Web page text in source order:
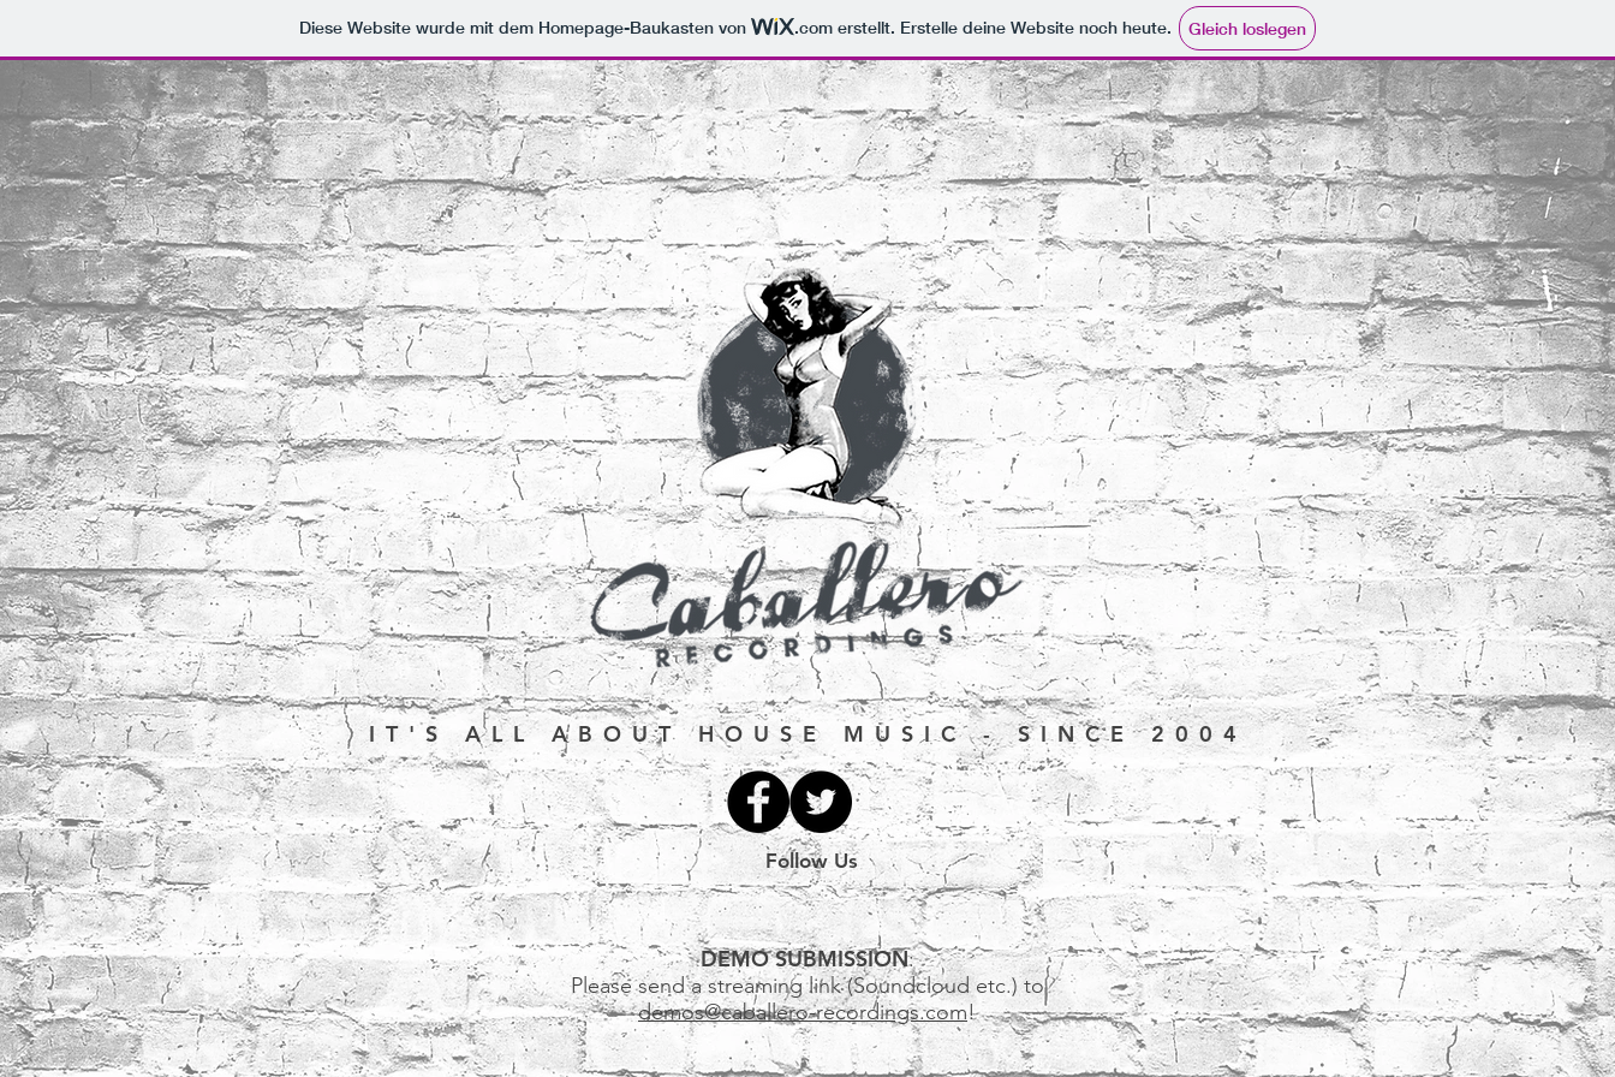
Diese Website wurde mit dem Homepage-Baukasten von .com erstellt. Erstelle deine Website noch heute. Gleich loslegen
IT'S ALL ABOUT HOUSE MUSIC - SINCE 2004
DEMO SUBMISSION:
Please send a streaming link (Soundcloud etc.) to
demos@caballero-recordings.com!
Follow Us